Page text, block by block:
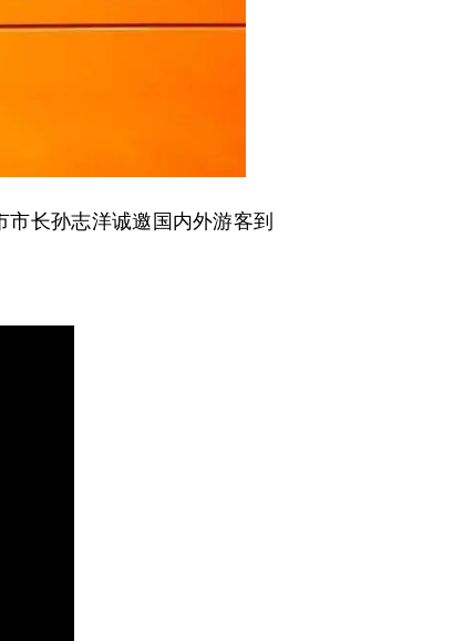
长孙志洋诚邀国内外游客到